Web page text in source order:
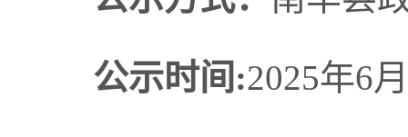
公示时间:2025年6